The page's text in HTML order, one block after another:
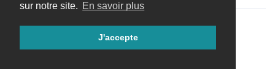
sur notre site. En savoir plus
J'accepte